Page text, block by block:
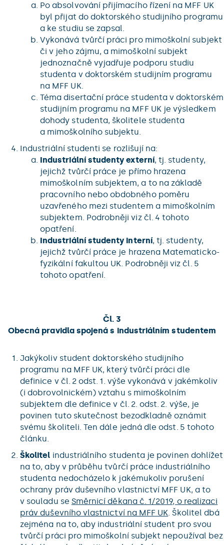
Po absolvování přijímacího řízení na MFF UK
byl přijat do doktorského studijního programu
a ke studiu se zapsal.
Vykonává tvůrčí práci pro mimoškolní subjekt
či v jeho zájmu, a mimoškolní subjekt
jednoznačně vyjadřuje podporu studiu
studenta v doktorském studijním programu
na MFF UK.
Téma disertační práce studenta v doktorském
studijním programu na MFF UK je výsledkem
dohody studenta, školitele studenta
a mimoškolního subjektu.
Industriální studenti se rozlišují na:
Industriální studenty externí, tj. studenty,
jejichž tvůrčí práce je přímo hrazena
mimoškolním subjektem, a to na základě
pracovního nebo obdobného poměru
uzavřeného mezi studentem a mimoškolním
subjektem. Podrobněji viz čl. 4 tohoto
opatření.
Industriální studenty interní, tj. studenty,
jejichž tvůrčí práce je hrazena Matematicko-
fyzikální fakultou UK. Podrobněji viz čl. 5
tohoto opatření.
Čl. 3
Obecná pravidla spojená s industriálním studentem
Jakýkoliv student doktorského studijního
programu na MFF UK, který tvůrčí práci dle
definice v čl. 2 odst. 1. výše vykonává v jakémkoliv
(i dobrovolnickém) vztahu s mimoškolním
subjektem dle definice v čl. 2. odst. 2. výše, je
povinen tuto skutečnost bezodkladně oznámit
svému školiteli. Ten dále jedná dle odst. 5 tohoto
článku.
Školitel industriálního studenta je povinen dohlížet
na to, aby v průběhu tvůrčí práce industriálního
studenta nedocházelo k jakémukoliv porušení
ochrany práv duševního vlastnictví MFF UK, a to
v souladu se Směrnicí děkana č. 1/2019, o realizaci
práv duševního vlastnictví na MFF UK. Školitel dbá
zejména na to, aby industriální student pro svou
tvůrčí práci pro mimoškolní subjekt nepoužíval bez